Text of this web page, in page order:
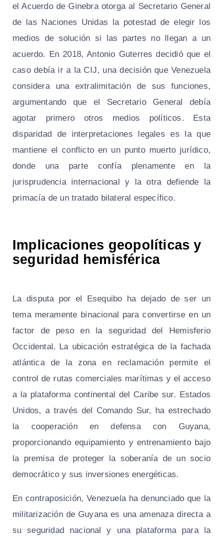
el Acuerdo de Ginebra otorga al Secretario General
de las Naciones Unidas la potestad de elegir los
medios de solución si las partes no llegan a un
acuerdo. En 2018, Antonio Guterres decidió que el
caso debía ir a la CIJ, una decisión que Venezuela
considera una extralimitación de sus funciones,
argumentando que el Secretario General debía
agotar primero otros medios políticos. Esta
disparidad de interpretaciones legales es la que
mantiene el conflicto en un punto muerto jurídico,
donde una parte confía plenamente en la
jurisprudencia internacional y la otra defiende la
primacía de un tratado bilateral específico.
Implicaciones geopolíticas y
seguridad hemisférica
La disputa por el Esequibo ha dejado de ser un
tema meramente binacional para convertirse en un
factor de peso en la seguridad del Hemisferio
Occidental. La ubicación estratégica de la fachada
atlántica de la zona en reclamación permite el
control de rutas comerciales marítimas y el acceso
a la plataforma continental del Caribe sur. Estados
Unidos, a través del Comando Sur, ha estrechado
la cooperación en defensa con Guyana,
proporcionando equipamiento y entrenamiento bajo
la premisa de proteger la soberanía de un socio
democrático y sus inversiones energéticas.
En contraposición, Venezuela ha denunciado que la
militarización de Guyana es una amenaza directa a
su seguridad nacional y una plataforma para la